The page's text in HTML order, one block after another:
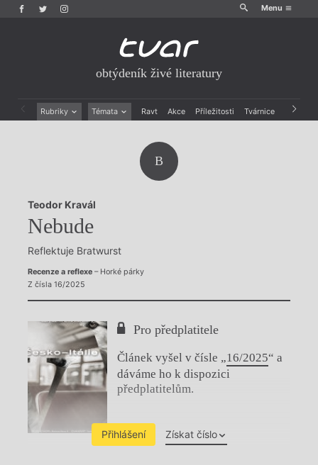
Menu
obtýdeník živé literatury
Rubriky Témata Ravt Akce Příležitosti Tvárnice Archiv
Rozhovory
Dokument
Výroční ceny
B
Teodor Kravál
Nebude
Reflektuje Bratwurst
Recenze a reflexe– Horké párky
Z čísla 16/2025
Pro předplatitele
Článek vyšel v čísle „16/2025“ a
dáváme ho k dispozici
předplatitelům.
Přihlášení Získat číslo